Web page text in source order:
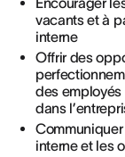
vacants et à
interne
Offrir des
des employés
dans
interne et les